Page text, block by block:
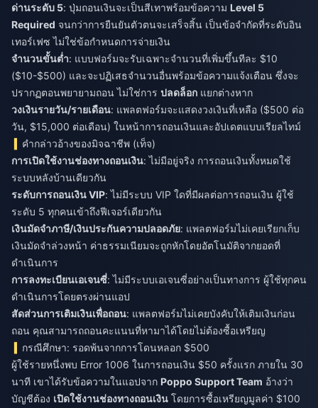
ด่านระดับ 5: ปุ่มถอนเงินจะเป็นสีเทาพร้อมข้อความ Level 5
Required จนกว่าการยืนยันตัวตนจะเสร็จสิ้น เป็นข้อจำกัดที่ระดับอิน
เทอร์เฟซ ไม่ใช่ข้อกำหนดการจ่ายเงิน
จำนวนขั้นต่ำ: แบบฟอร์มจะรับเฉพาะจำนวนที่เพิ่มขึ้นทีละ $10
($10-$500) และจะปฏิเสธจำนวนอื่นพร้อมข้อความแจ้งเตือน ซึ่งจะ
ปรากฏตอนพยายามถอน ไม่ใช่การ ปลดล็อก แยกต่างหาก
วงเงินรายวัน/รายเดือน: แพลตฟอร์มจะแสดงวงเงินที่เหลือ ($500 ต่อ
วัน, $15,000 ต่อเดือน) ในหน้าการถอนเงินและอัปเดตแบบเรียลไทม์
คำกล่าวอ้างของมิจฉาชีพ (เท็จ)
การเปิดใช้งานช่องทางถอนเงิน: ไม่มีอยู่จริง การถอนเงินทั้งหมดใช้
ระบบหลังบ้านเดียวกัน
ระดับการถอนเงิน VIP: ไม่มีระบบ VIP ใดที่มีผลต่อการถอนเงิน ผู้ใช้
ระดับ 5 ทุกคนเข้าถึงฟีเจอร์เดียวกัน
เงินมัดจำภาษี/เงินประกันความปลอดภัย: แพลตฟอร์มไม่เคยเรียกเก็บ
เงินมัดจำล่วงหน้า ค่าธรรมเนียมจะถูกหักโดยอัตโนมัติจากยอดที่
ดำเนินการ
การลงทะเบียนเอเจนซี่: ไม่มีระบบเอเจนซี่อย่างเป็นทางการ ผู้ใช้ทุกคน
ดำเนินการโดยตรงผ่านแอป
สัดส่วนการเติมเงินเพื่อถอน: แพลตฟอร์มไม่เคยบังคับให้เติมเงินก่อน
ถอน คุณสามารถถอนคะแนนที่หามาได้โดยไม่ต้องซื้อเหรียญ
กรณีศึกษา: รอดพ้นจากการโดนหลอก $500
ผู้ใช้รายหนึ่งพบ Error 1006 ในการถอนเงิน $50 ครั้งแรก ภายใน 30
นาที เขาได้รับข้อความในแอปจาก Poppo Support Team อ้างว่า
บัญชีต้อง เปิดใช้งานช่องทางถอนเงิน โดยการซื้อเหรียญมูลค่า $100